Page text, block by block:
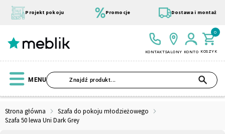
treści
Projekt pokoju Promocje Dostawa i montaż
KONTAKTSALONY KONTO KOSZYK
0
MENU
Strona główna
Szafa do pokoju młodzieżowego
Szafa 50 lewa Uni Dark Grey